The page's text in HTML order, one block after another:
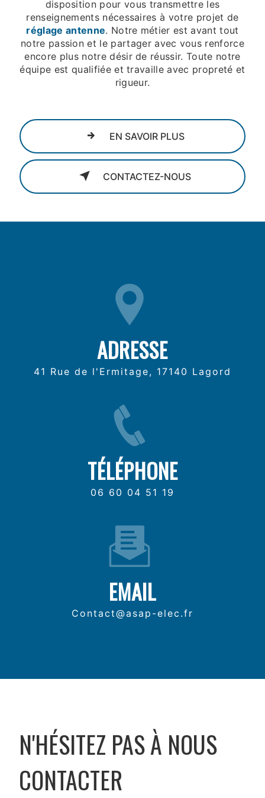
disposition pour vous transmettre les
renseignements nécessaires à votre projet de
réglage antenne. Notre métier est avant tout
notre passion et le partager avec vous renforce
encore plus notre désir de réussir. Toute notre
équipe est qualifiée et travaille avec propreté et
rigueur.
EN SAVOIR PLUS
CONTACTEZ-NOUS
ADRESSE
41 Rue de l'Ermitage, 17140 Lagord
TÉLÉPHONE
06 60 04 51 19
EMAIL
contact@asap-elec.fr
N'HÉSITEZ PAS À NOUS
CONTACTER